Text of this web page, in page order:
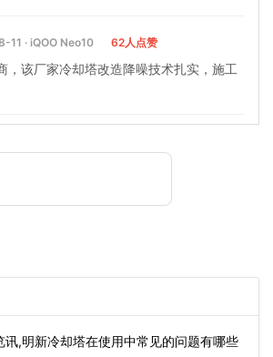
11 · iQOO Neo10 62人点赞
，该厂家冷却塔改造降噪技术扎实，施工
讯,明新冷却塔在使用中常见的问题有哪些